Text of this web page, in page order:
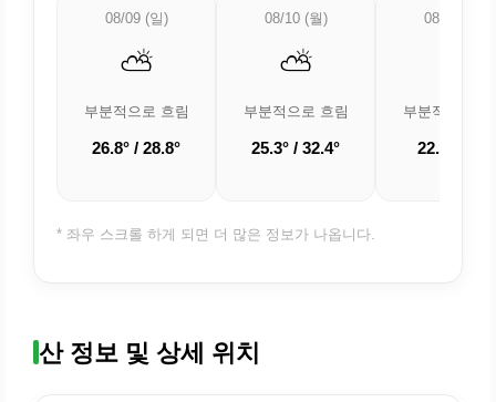
08/09 (일)
⛅
부분적으로 흐림
26.8° / 28.8°
08/10 (월)
⛅
부분적으로 흐림
25.3° / 32.4°
08/11 (화)
부분적으로 흐
22.9° / 32°
* 좌우 스크롤 하게 되면 더 많은 정보가 나옵니다.
산 정보 및 상세 위치